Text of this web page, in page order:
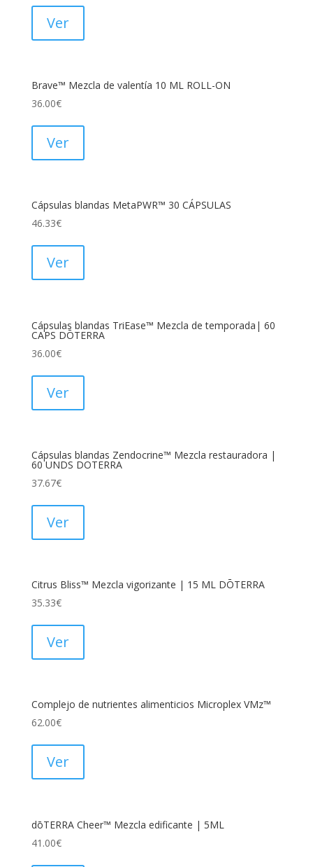
Ver
Brave™ Mezcla de valentía 10 ML ROLL-ON
36.00€
Ver
Cápsulas blandas MetaPWR™ 30 CÁPSULAS
46.33€
Ver
Cápsulas blandas TriEase™ Mezcla de temporada| 60
CAPS DŌTERRA
36.00€
Ver
Cápsulas blandas Zendocrine™ Mezcla restauradora |
60 UNDS DOTERRA
37.67€
Ver
Citrus Bliss™ Mezcla vigorizante | 15 ML DŌTERRA
35.33€
Ver
Complejo de nutrientes alimenticios Microplex VMz™
62.00€
Ver
dōTERRA Cheer™ Mezcla edificante | 5ML
41.00€